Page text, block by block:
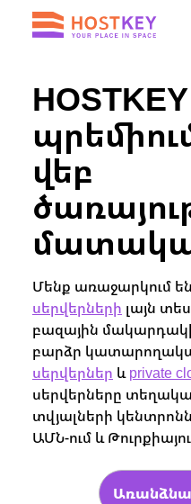
վեբ
Մենք առաջարկում
սերվերների լայն
բազային
բարձր
սերվերներ ևprivate
սերվերները
տվյալների
ԱՄՆ-ում և